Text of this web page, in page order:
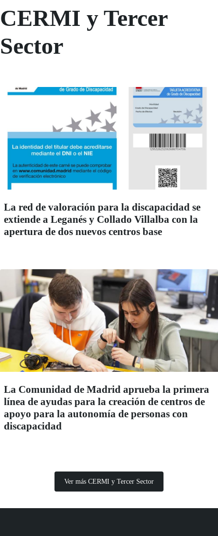
CERMI y Tercer
Sector
La red de valoración para la discapacidad se
extiende a Leganés y Collado Villalba con la
apertura de dos nuevos centros base
La Comunidad de Madrid aprueba la primera
línea de ayudas para la creación de centros de
apoyo para la autonomía de personas con
discapacidad
Ver más CERMI y Tercer Sector